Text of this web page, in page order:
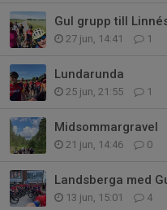
Gul grupp till
27 jun, 14:41 1
Lundarunda
25 jun, 21:55 1
Midsommargravel
21 jun, 14:46 0
Landsberga med
13 jun, 15:01 4